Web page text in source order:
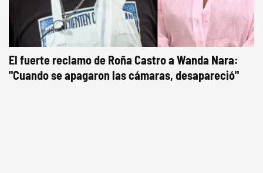
El fuerte reclamo de Roña Castro a Wanda Nara:
"Cuando se apagaron las cámaras, desapareció"